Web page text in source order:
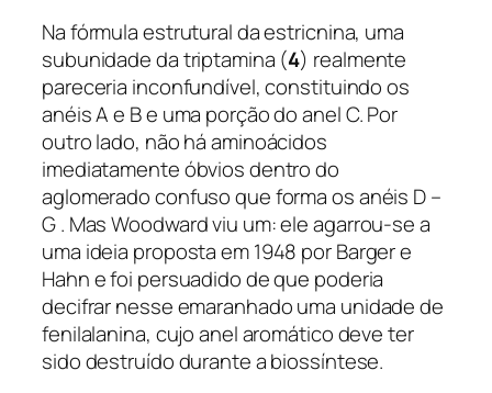
Na fórmula estrutural da estricnina, uma
subunidade da triptamina (4) realmente
pareceria inconfundível, constituindo os
anéis A e B e uma porção do anel C. Por
outro lado, não há aminoácidos
imediatamente óbvios dentro do
aglomerado confuso que forma os anéis D –
G . Mas Woodward viu um: ele agarrou-se a
uma ideia proposta em 1948 por Barger e
Hahn e foi persuadido de que poderia
decifrar nesse emaranhado uma unidade de
fenilalanina, cujo anel aromático deve ter
sido destruído durante a biossíntese.